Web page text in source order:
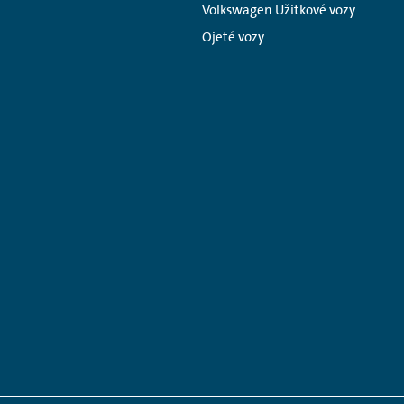
Volkswagen Užitkové vozy
Ojeté vozy